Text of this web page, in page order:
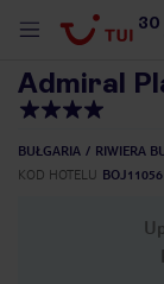
30
Admiral
BUŁGARIA RIWIERA
KOD HOTELU BOJ11056